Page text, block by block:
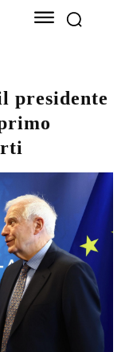
presidente